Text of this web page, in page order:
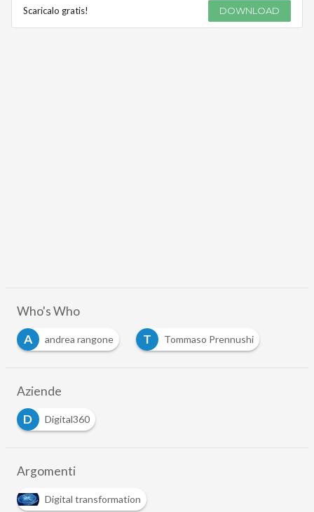
Scaricalo gratis! DOWNLOAD
Who's Who
A
andrea rangone T Tommaso Prennushi
Aziende
D
Digital360
Argomenti
Digital transformation